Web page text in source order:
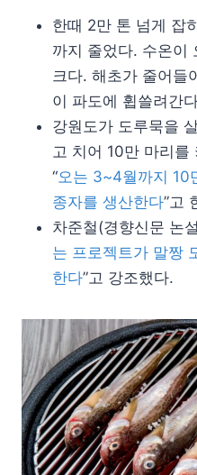
한때 2만 톤 넘게 잡
까지 줄었다. 수온이
크다. 해초가 줄어들
이 파도에 휩쓸려간
강원도가 도루묵을
고 치어 10만 마리를
“오는 3~4월까지 10
종자를 생산한다”고
차준철(경향신문 논
는 프로젝트가 말짱
한다”고 강조했다.